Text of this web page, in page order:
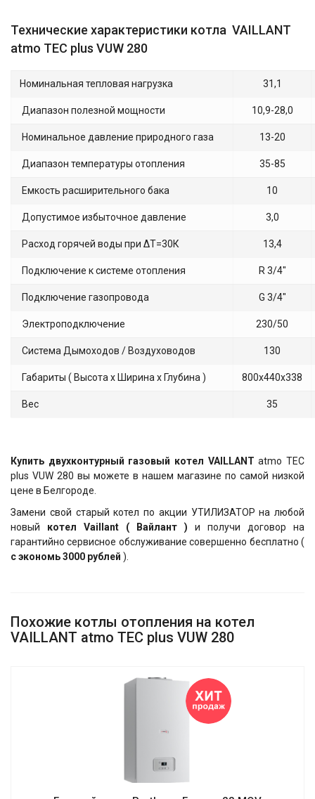
Технические характеристики котла VAILLANT
atmo TEC plus VUW 280
Номинальная тепловая нагрузка 31,1
Диапазон полезной мощности 10,9-28,0
Номинальное давление природного газа 13-20
Диапазон температуры отопления 35-85
Емкость расширительного бака 10
Допустимое избыточное давление 3,0
Расход горячей воды при ΔТ=30К 13,4
Подключение к системе отопления R 3/4"
Подключение газопровода G 3/4"
Электроподключение 230/50
Система Дымоходов / Воздуховодов 130
Габариты ( Высота х Ширина х Глубина ) 800х440х338
Вес 35
Купить двухконтурный газовый котел VAILLANTatmo TEC
plus VUW 280 вы можете в нашем магазине по самой низкой
цене в Белгороде.
Замени свой старый котел по акции УТИЛИЗАТОР на любой
новый котел Vaillant ( Вайлант ) и получи договор на
гарантийно сервисное обслуживание совершенно бесплатно (
с экономь 3000 рублей ).
Похожие котлы отопления на котел
VAILLANT atmo TEC plus VUW 280